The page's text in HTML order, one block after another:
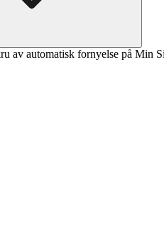
av automatisk fornyelse på Min